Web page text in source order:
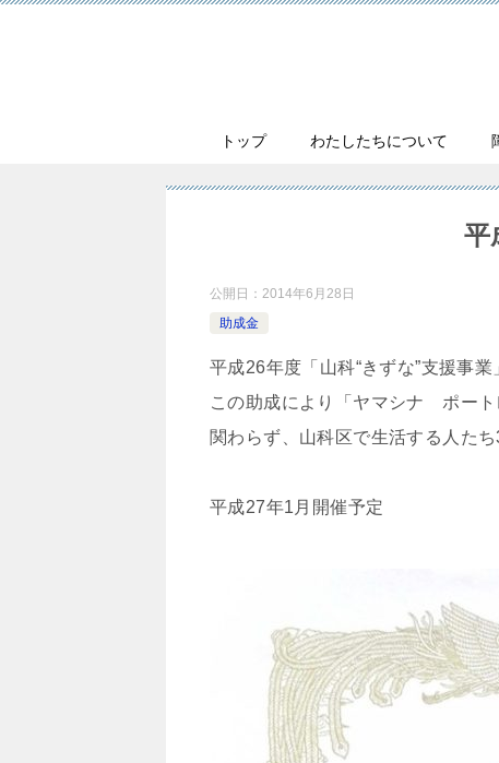
トップ わたしたちについて
平
公開日： 2014年6月28日
助成金
平成26年度「山科“きずな”支援事
この助成により「ヤマシナ ポート
関わらず、山科区で生活する人た
平成27年1月開催予定